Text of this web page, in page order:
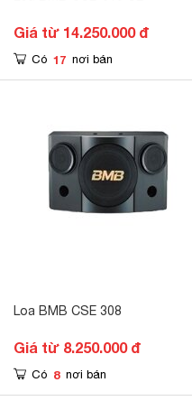
Giá từ 14.250.000 đ
Có 17 nơi bán
Loa BMB CSE 308
Giá từ 8.250.000 đ
Có 8 nơi bán